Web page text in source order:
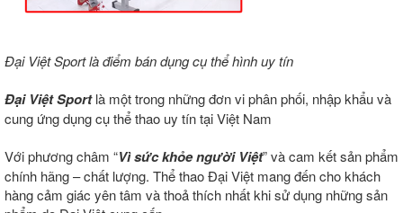
Đại Việt Sport là điểm bán dụng cụ thể hình uy tín
Đại Việt Sportlà một trong những đơn vi phân phối, nhập khẩu và
cung ứng dụng cụ thể thao uy tín tại Việt Nam
Với phương châm “Vì sức khỏe người Việt” và cam kết sản phẩm
chính hãng – chất lượng. Thể thao Đại Việt mang đến cho khách
hàng cảm giác yên tâm và thoả thích nhất khi sử dụng những sản